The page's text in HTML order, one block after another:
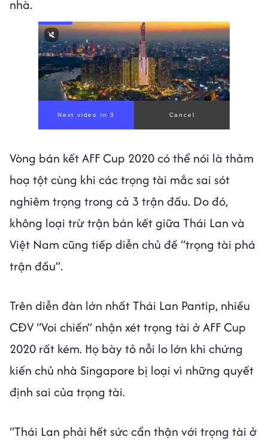
nhà.
Next video in 1 Cancel
Vòng bán kết AFF Cup 2020 có thể nói là thảm
hoạ tột cùng khi các trọng tài mắc sai sót
nghiêm trọng trong cả 3 trận đấu. Do đó,
không loại trừ trận bán kết giữa Thái Lan và
Việt Nam cũng tiếp diễn chủ đề “trọng tài phá
trận đấu”.
Trên diễn đàn lớn nhất Thái Lan Pantip, nhiều
CĐV “Voi chiến” nhận xét trọng tài ở AFF Cup
2020 rất kém. Họ bày tỏ nỗi lo lớn khi chứng
kiến chủ nhà Singapore bị loại vì những quyết
định sai của trọng tài.
“Thái Lan phải hết sức cẩn thận với trọng tài ở